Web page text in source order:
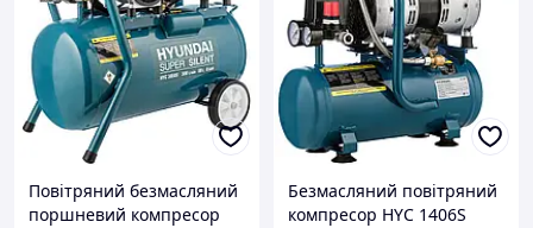
Повітряний безмасляний
поршневий компресор
Безмасляний повітряний
компресор HYC 1406S